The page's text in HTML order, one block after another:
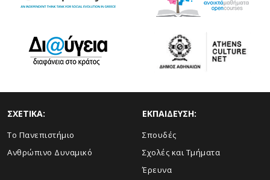
ΣΧΕΤΙΚΑ:
Το Πανεπιστήμιο
Ανθρώπινο Δυναμικό
ΕΚΠΑΙΔΕΥΣΗ:
Σπουδές
Σχολές και Τμήματα
Έρευνα